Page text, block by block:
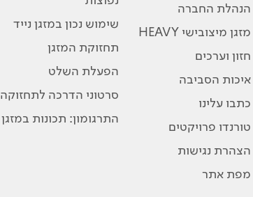
הנהלת החברה
מזגן מיצובישי HEAVY
חזון וערכים
איכות הסביבה
כתבו עלינו
טורנדו פרויקטים
הצהרת נגישות
מפת אתר
שימוש נכון במזגן נייד
תחזוקת המזגן
הפעלת השלט
סרטוני הדרכה לתחזוקה
התרגומון: תכונות במזגן